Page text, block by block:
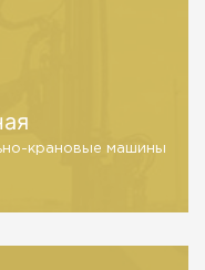
крановые машины